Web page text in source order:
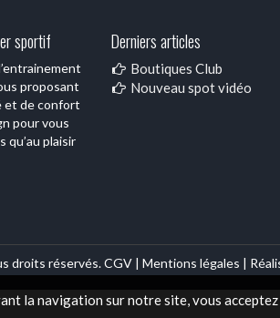
la navigation sur notre site, vous
sportif
proposant
et de confort
pour vous
qu’au plaisir
Derniers articles
Boutiques Club
Nouveau spot vidéo
droits réservés.CGV | Mentions légales |